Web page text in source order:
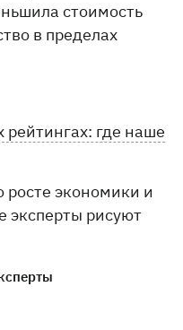
стоимость
в пределах
где наше
экономики и
эксперты рисуют